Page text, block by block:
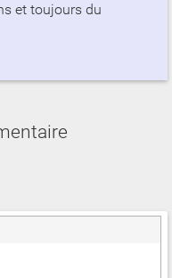
et toujours du